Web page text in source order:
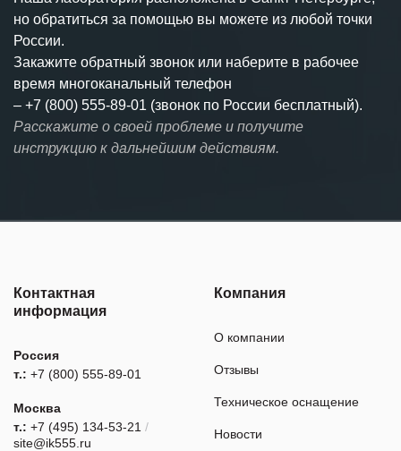
но обратиться за помощью вы можете из любой точки
России.
Закажите обратный звонок или наберите в рабочее
время многоканальный телефон
– +7 (800) 555-89-01 (звонок по России бесплатный).
Расскажите о своей проблеме и получите
инструкцию к дальнейшим действиям.
Контактная
информация
Россия
т.: +7 (800) 555-89-01
Москва
т.: +7 (495) 134-53-21 /
site@ik555.ru
Компания
О компании
Отзывы
Техническое оснащение
Новости